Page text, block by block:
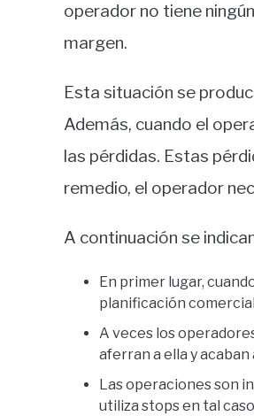
operador no tiene
margen.
Esta situación se
Además, cuando el
las pérdidas. Estas
remedio, el operador
A continuación se
En primer lugar,
planificación
A veces los
aferran a ella y
Las operaciones son
utiliza stops en tal